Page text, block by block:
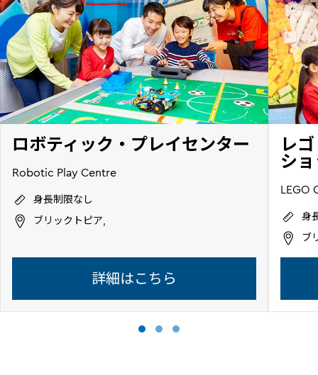
ロボティック・プレイセンター
Robotic Play Centre
身長制限なし
ブリックトピア,
詳細はこちら
レ
シ
LEGO
身
ブ